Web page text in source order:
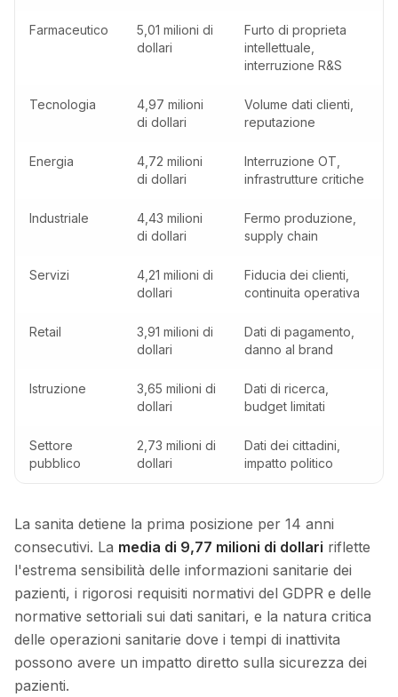
Farmaceutico
5,01 milioni di
dollari
Furto di proprieta
intellettuale,
interruzione R&S
Tecnologia
4,97 milioni
di dollari
Volume dati clienti,
reputazione
Energia
4,72 milioni
di dollari
Interruzione OT,
infrastrutture critiche
Industriale
4,43 milioni
di dollari
Fermo produzione,
supply chain
Servizi
4,21 milioni di
dollari
Fiducia dei clienti,
continuita operativa
Retail
3,91 milioni di
dollari
Dati di pagamento,
danno al brand
Istruzione
3,65 milioni di
dollari
Dati di ricerca,
budget limitati
Settore
pubblico
2,73 milioni di
dollari
Dati dei cittadini,
impatto politico
La sanita detiene la prima posizione per 14 anni
consecutivi. La media di 9,77 milioni di dollari riflette
l'estrema sensibilità delle informazioni sanitarie dei
pazienti, i rigorosi requisiti normativi del GDPR e delle
normative settoriali sui dati sanitari, e la natura critica
delle operazioni sanitarie dove i tempi di inattivita
possono avere un impatto diretto sulla sicurezza dei
pazienti.